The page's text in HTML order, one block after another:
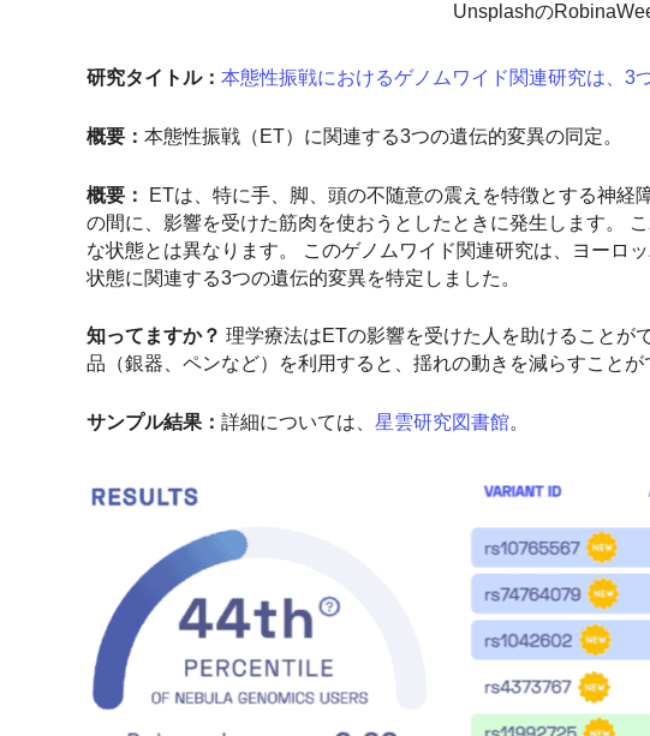
Unsplashの
研究タイトル： 本態性振戦におけるゲノムワイド関連研究は、3
概要： 本態性振戦（ET）に関連する3つの遺伝的変異の同定。
概要：
ETは、特に手、脚、頭の不随意の震えを特徴とする神経
の間に、影響を受けた筋肉を使おうとしたときに発生します。
な状態とは異なります。 このゲノムワイド関連研究は、ヨーロ
状態に関連する3つの遺伝的変異を特定しました。
知ってますか？ 理学療法はETの影響を受けた人を助けることが
品（銀器、ペンなど）を利用すると、揺れの動きを減らすことが
サンプル結果： 詳細については、 星雲研究図書館。